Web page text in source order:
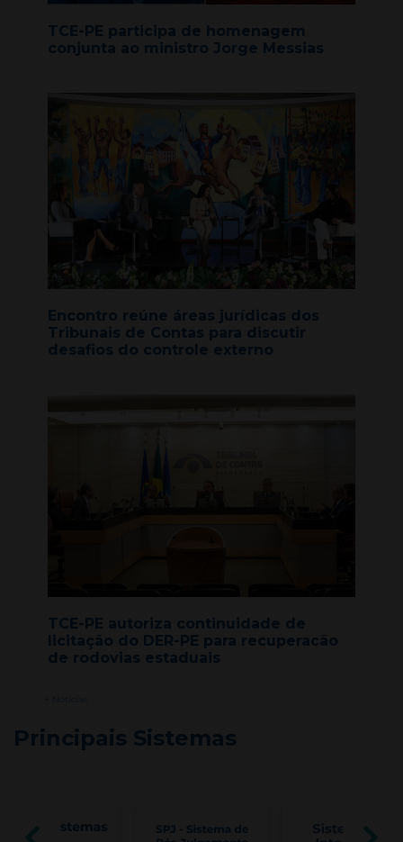
TCE-PE participa de homenagem
conjunta ao ministro Jorge Messias
Encontro reúne áreas jurídicas dos
Tribunais de Contas para discutir
desafios do controle externo
TCE-PE autoriza continuidade de
licitação do DER-PE para recuperacão
de rodovias estaduais
Principais Sistemas